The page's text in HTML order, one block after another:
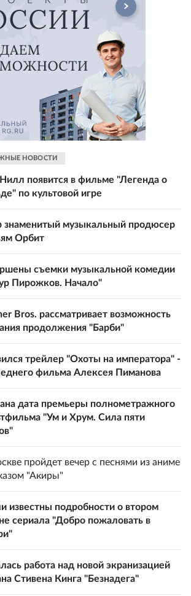
НОВОСТИ
появится в фильме "Легенда о
по культовой игре
знаменитый музыкальный продюсер
Орбит
съемки музыкальной комедии
Пирожков. Начало"
Bros. рассматривает возможность
продолжения "Барби"
трейлер "Охоты на императора" -
фильма Алексея Пиманова
дата премьеры полнометражного
"Ум и Хрум. Сила пяти
пройдет вечер с песнями из аниме
"Акиры"
известны подробности о втором
сериала "Добро пожаловать в
работа над новой экранизацией
Стивена Кинга "Безнадега"